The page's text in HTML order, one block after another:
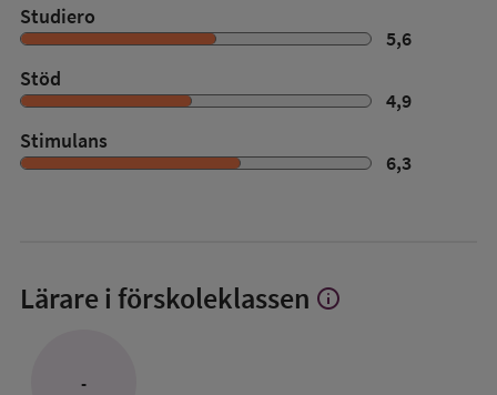
Studiero
5,6
Stöd
4,9
Stimulans
6,3
Lärare i förskoleklassen Visa
info
-